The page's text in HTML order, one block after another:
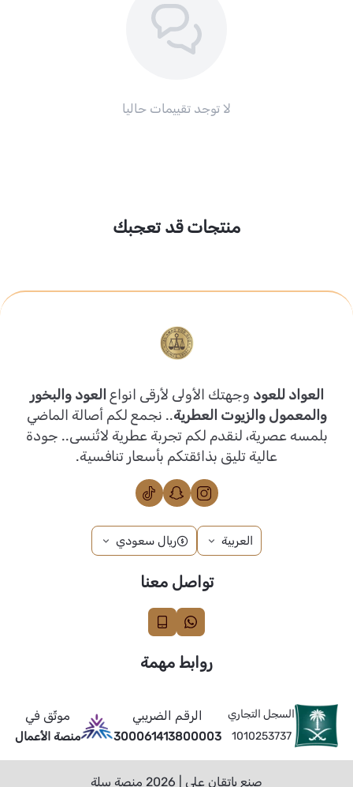
لا توجد تقييمات حاليا
منتجات قد تعجبك
العواد للعود وجهتك الأولى لأرقى انواع العود والبخور
والمعمول والزيوت العطرية.. نجمع لكم أصالة الماضي
بلمسه عصرية، لنقدم لكم تجربة عطرية لاتُنسى.. جودة
عالية تليق بذائقتكم بأسعار تنافسية.
العربية ريال سعودي
تواصل معنا
روابط مهمة
السجل التجاري
1010253737
الرقم الضريبي
300061413800003
موثّق في
منصة الأعمال
صنع بإتقان على | 2026 منصة سلة